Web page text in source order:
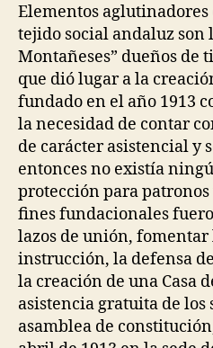
Elementos
tejido social andaluz son
Montañeses” dueños de
que dió lugar a la
fundado en el año 1913
la necesidad de contar
de carácter asistencial y
entonces no existía
protección para
fines fundacionales
lazos de unión, fomentar
instrucción, la defensa
la creación de una Casa
asistencia gratuita de los
asamblea de